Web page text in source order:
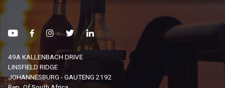
49A KALLENBACH DRIVE
LINSFIELD RIDGE
JOHANNESBURG - GAUTENG 2192